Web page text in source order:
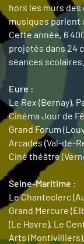
hors les murs
musiques parlent
Cette année, 6
projetés dans 24
séances scolaires.
Eure :
Le Rex (Bernay),
Cinéma Jour de
Grand Forum
Arcades (Val-de-
Ciné théâtre
Seine-Maritime :
Le Chanteclerc
Grand Mercure
(Le Havre), Le
Arts